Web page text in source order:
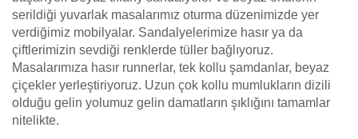
serildiği yuvarlak masalarımız oturma düzenimizde yer
verdiğimiz mobilyalar. Sandalyelerimize hasır ya da
çiftlerimizin sevdiği renklerde tüller bağlıyoruz.
Masalarımıza hasır runnerlar, tek kollu şamdanlar, beyaz
çiçekler yerleştiriyoruz. Uzun çok kollu mumlukların dizili
olduğu gelin yolumuz gelin damatların şıklığını tamamlar
nitelikte.